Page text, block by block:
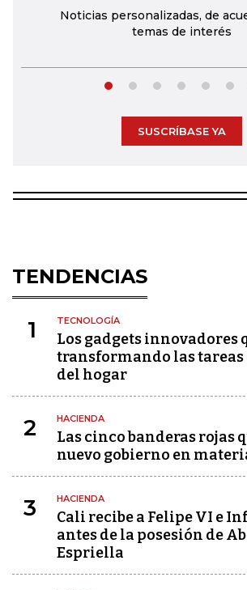
Noticias personalizadas, de
temas de interés
SUSCRÍBASE YA
TENDENCIAS
1 TECNOLOGÍA
Los gadgets innovadores
transformando las
del hogar
2 HACIENDA
Las cinco banderas rojas
nuevo gobierno en
3 HACIENDA
Cali recibe a Felipe VI e
antes de la posesión de
Espriella